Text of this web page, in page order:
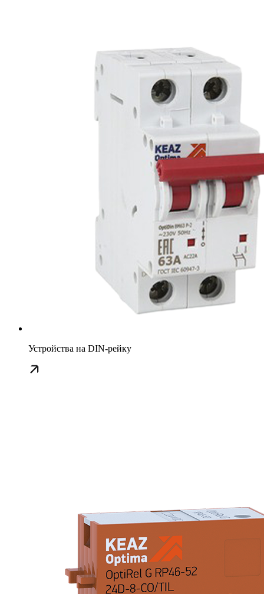
Устройства на DIN-рейку